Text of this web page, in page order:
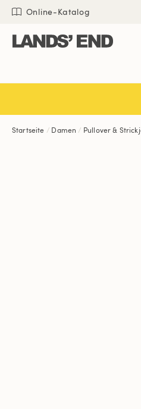
Direkt
Inhalt
Direkt
Navigation
Direkt
Suche
Online-Katalog
Startseite Damen Pullover &